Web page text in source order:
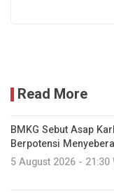
Read More
BMKG Sebut Asap
Berpotensi
5 August 2026 - 21:30